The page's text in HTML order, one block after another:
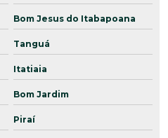
Bom Jesus do Itabapoana
Tanguá
Itatiaia
Bom Jardim
Piraí